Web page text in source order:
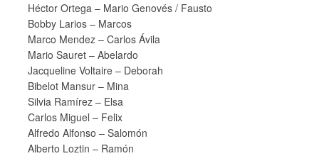
Héctor Ortega – Mario Genovés / Fausto
Bobby Larios – Marcos
Marco Mendez – Carlos Ávila
Mario Sauret – Abelardo
Jacqueline Voltaire – Deborah
Bibelot Mansur – Mina
Silvia Ramírez – Elsa
Carlos Miguel – Felix
Alfredo Alfonso – Salomón
Alberto Loztin – Ramón